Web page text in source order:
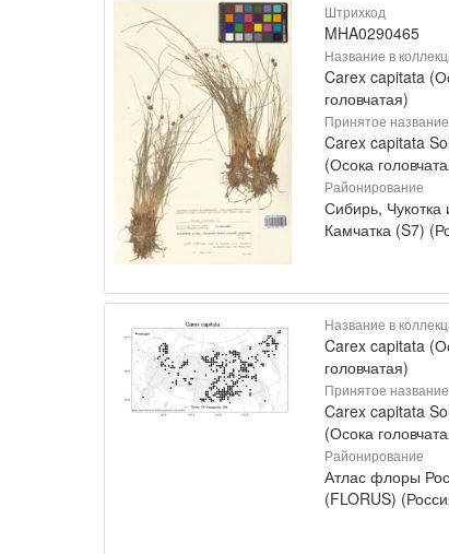
Штрихкод
MHA0290465
Название в
Carex capitata
головчатая)
Принятое название
Carex capitata
(Осока
Районирование
Сибирь, Чукотка
Камчатка (S7)
Название в
Carex capitata
головчатая)
Принятое название
Carex capitata
(Осока
Районирование
Атлас флоры
(FLORUS)